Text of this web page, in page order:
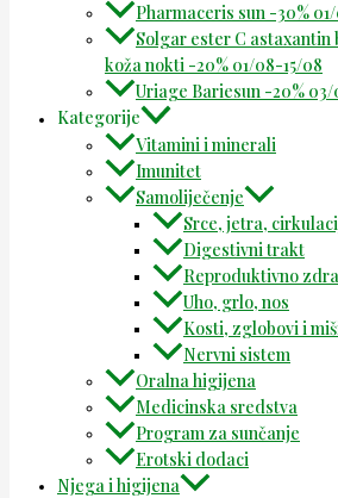
Pharmaceris sun -30%
Solgar ester C
koža nokti -20% 01/08-15/08
Uriage Bariesun -20%
Kategorije
Vitamini i minerali
Imunitet
Samoliječenje
Srce, jetra,
Digestivni trakt
Reproduktivno
Uho, grlo, nos
Kosti, zglobovi i
Nervni sistem
Oralna higijena
Medicinska sredstva
Program za sunčanje
Erotski dodaci
Njega i higijena